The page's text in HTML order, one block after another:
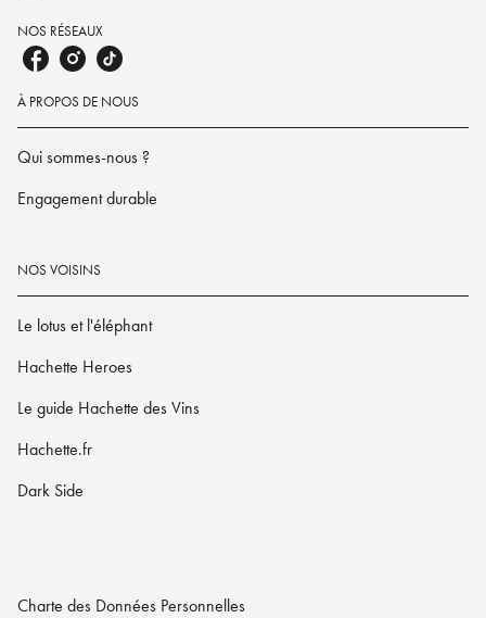
NOS RÉSEAUX
À PROPOS DE NOUS
Qui sommes-nous ?
Engagement durable
NOS VOISINS
Le lotus et l'éléphant
Hachette Heroes
Le guide Hachette des Vins
Hachette.fr
Dark Side
Charte des Données Personnelles